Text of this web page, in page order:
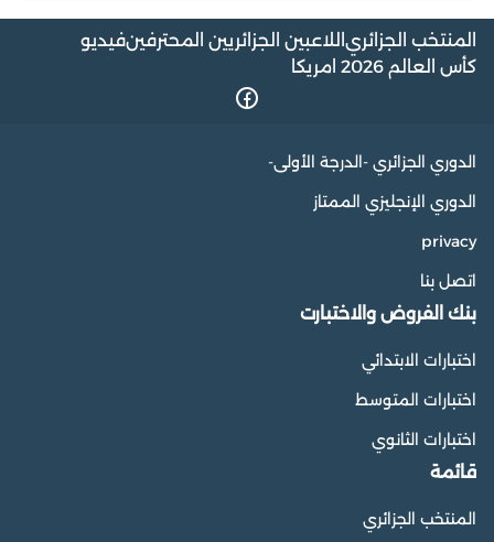
المنتخب الجزائري اللاعبين الجزائريين المحترفينفيديو
كأس العالم 2026 امريكا
الدوري الجزائري -الدرجة الأولى-
الدوري الإنجليزي الممتاز
privacy
اتصل بنا
بنك الفروض والاختبارت
اختبارات الابتدائي
اختبارات المتوسط
اختبارات الثانوي
قائمة
المنتخب الجزائري